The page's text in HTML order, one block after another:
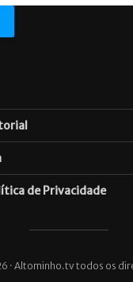
de Privacidade
· Altominho.tv todos os